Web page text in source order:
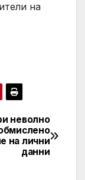
на
неволно
на лични
данни